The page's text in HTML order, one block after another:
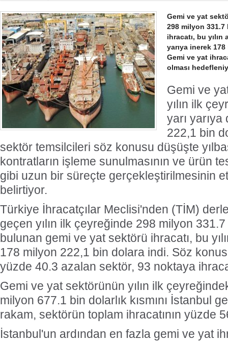
Gemi ve yat
298 milyon
ihracatı, bu
yarıya inerek
Gemi ve yat
olması
Gemi ve
yılın ilk
yarı
222,1 bin
sektör temsilcileri söz konusu düşüşte
kontratların işleme sunulmasının ve ürün
gibi uzun bir süreçte gerçekleştirilmesinin
belirtiyor.
Türkiye İhracatçılar Meclisi'nden (TİM)
geçen yılın ilk çeyreğinde 298 milyon
bulunan gemi ve yat sektörü ihracatı, bu
178 milyon 222,1 bin dolara indi. Söz
yüzde 40.3 azalan sektör, 93 noktaya
Gemi ve yat sektörünün yılın ilk
milyon 677.1 bin dolarlık kısmını İstanbul
rakam, sektörün toplam ihracatının yüzde
İstanbul'un ardından en fazla gemi ve yat